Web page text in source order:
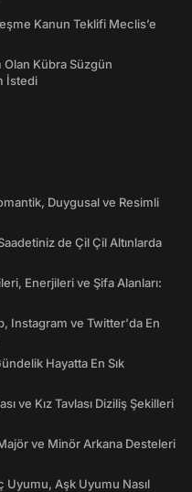
Kanun Teklifi Meclis’e
Kübra Süzgün
İstedi
Duygusal ve Resimli
de Çil Çil Altınlarda
Enerjileri ve Şifa Alanları:
Instagram ve Twitter'da En
Hayatta En Sık
ve Kız Tavlası Diziliş Şekilleri
ve Minör Arkana Desteleri
Aşk Uyumu Nasıl